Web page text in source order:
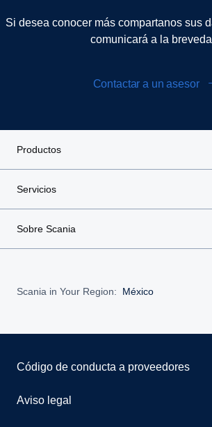
Si desea conocer más compartanos sus
comunicará a la
Contactar a un asesor
Productos
Servicios
Sobre Scania
Scania in Your Region: México
Código de conducta a proveedores
Aviso legal